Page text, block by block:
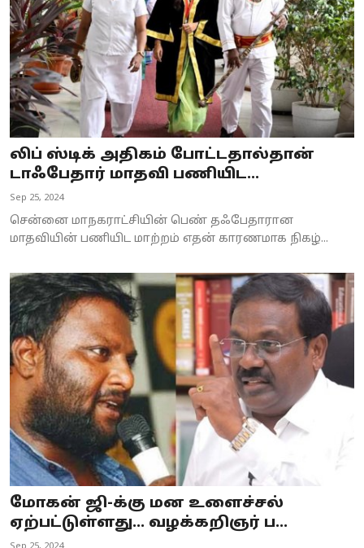
லிப் ஸ்டிக் அதிகம் போட்டதால்தான்
டாஃபேதார் மாதவி பணியிட...
Sep 25, 2024
சென்னை மாநகராட்சியின் பெண் தஃபேதாரான
மாதவியின் பணியிட மாற்றம் எதன் காரணமாக நிகழ்...
மோகன் ஜி-க்கு மன உளைச்சல்
ஏற்பட்டுள்ளது... வழக்கறிஞர் ப...